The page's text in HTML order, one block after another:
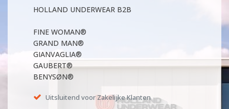
HOLLAND UNDERWEAR B2B
FINE WOMAN®
GRAND MAN®
GIANVAGLIA®
GAUBERT®
BENYSØN®
Uitsluitend voor Zakelijke Klanten